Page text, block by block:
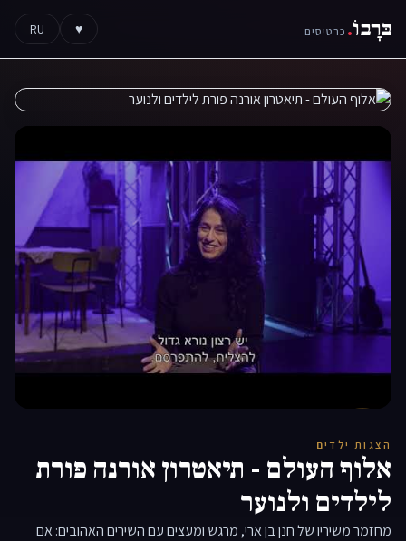
בּרָבוֹ. כרטיסים ♥
RU
▶
הצגות ילדים
אלוף העולם - תיאטרון אורנה פורת
לילדים ולנוער
מחזמר משיריו של חנן בן ארי, מרגש ומעצים עם השירים האהובים: אם